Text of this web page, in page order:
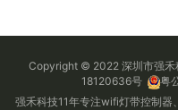
Copyright © 2022 深圳市强禾
18120636号
粤
强禾科技11年专注wifi灯带控制器